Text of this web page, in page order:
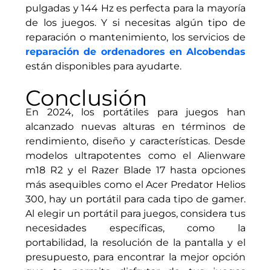
pulgadas y 144 Hz es perfecta para la mayoría
de los juegos. Y si necesitas algún tipo de
reparación o mantenimiento, los servicios de
reparación de ordenadores en Alcobendas
están disponibles para ayudarte.
Conclusión
En 2024, los portátiles para juegos han
alcanzado nuevas alturas en términos de
rendimiento, diseño y características. Desde
modelos ultrapotentes como el Alienware
m18 R2 y el Razer Blade 17 hasta opciones
más asequibles como el Acer Predator Helios
300, hay un portátil para cada tipo de gamer.
Al elegir un portátil para juegos, considera tus
necesidades específicas, como la
portabilidad, la resolución de la pantalla y el
presupuesto, para encontrar la mejor opción